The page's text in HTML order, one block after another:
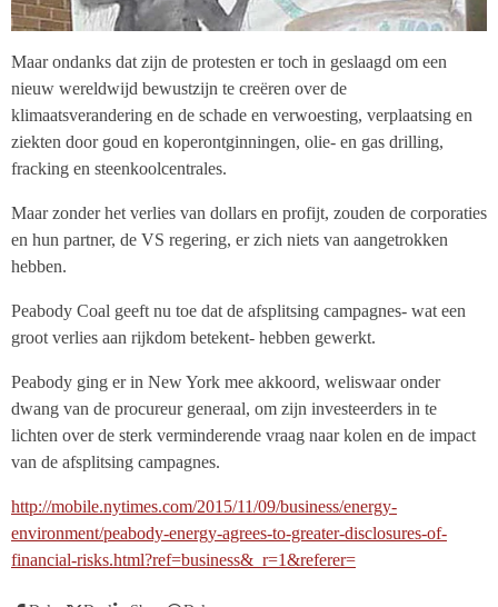
Maar ondanks dat zijn de protesten er toch in geslaagd om een
nieuw wereldwijd bewustzijn te creëren over de
klimaatsverandering en de schade en verwoesting, verplaatsing en
ziekten door goud en koperontginningen, olie- en gas drilling,
fracking en steenkoolcentrales.
Maar zonder het verlies van dollars en profijt, zouden de corporaties
en hun partner, de VS regering, er zich niets van aangetrokken
hebben.
Peabody Coal geeft nu toe dat de afsplitsing campagnes- wat een
groot verlies aan rijkdom betekent- hebben gewerkt.
Peabody ging er in New York mee akkoord, weliswaar onder
dwang van de procureur generaal, om zijn investeerders in te
lichten over de sterk verminderende vraag naar kolen en de impact
van de afsplitsing campagnes.
http://mobile.nytimes.com/2015/11/09/business/energy-
environment/peabody-energy-agrees-to-greater-disclosures-of-
financial-risks.html?ref=business&_r=1&referer=